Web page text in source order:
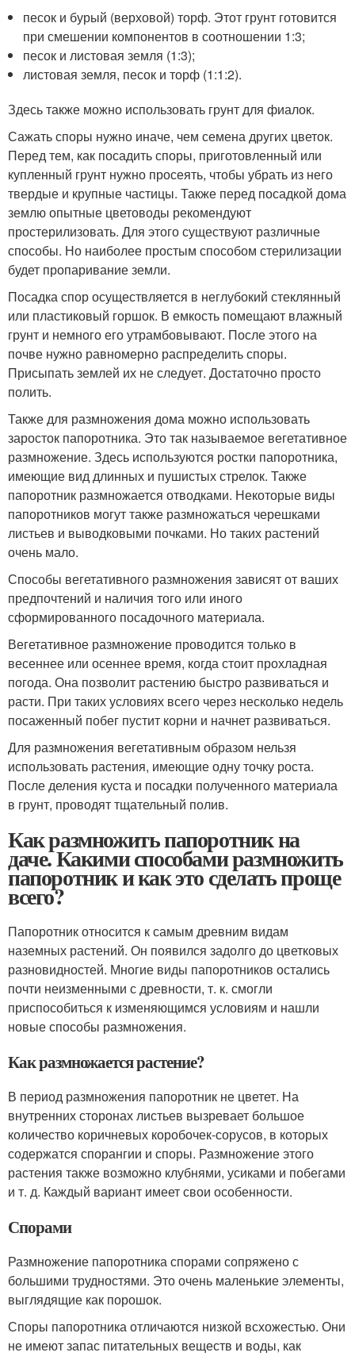
песок и бурый (верховой) торф. Этот грунт готовится
при смешении компонентов в соотношении 1:3;
песок и листовая земля (1:3);
листовая земля, песок и торф (1:1:2).
Здесь также можно использовать грунт для фиалок.
Сажать споры нужно иначе, чем семена других цветок.
Перед тем, как посадить споры, приготовленный или
купленный грунт нужно просеять, чтобы убрать из него
твердые и крупные частицы. Также перед посадкой дома
землю опытные цветоводы рекомендуют
простерилизовать. Для этого существуют различные
способы. Но наиболее простым способом стерилизации
будет пропаривание земли.
Посадка спор осуществляется в неглубокий стеклянный
или пластиковый горшок. В емкость помещают влажный
грунт и немного его утрамбовывают. После этого на
почве нужно равномерно распределить споры.
Присыпать землей их не следует. Достаточно просто
полить.
Также для размножения дома можно использовать
заросток папоротника. Это так называемое вегетативное
размножение. Здесь используются ростки папоротника,
имеющие вид длинных и пушистых стрелок. Также
папоротник размножается отводками. Некоторые виды
папоротников могут также размножаться черешками
листьев и выводковыми почками. Но таких растений
очень мало.
Способы вегетативного размножения зависят от ваших
предпочтений и наличия того или иного
сформированного посадочного материала.
Вегетативное размножение проводится только в
весеннее или осеннее время, когда стоит прохладная
погода. Она позволит растению быстро развиваться и
расти. При таких условиях всего через несколько недель
посаженный побег пустит корни и начнет развиваться.
Для размножения вегетативным образом нельзя
использовать растения, имеющие одну точку роста.
После деления куста и посадки полученного материала
в грунт, проводят тщательный полив.
Как размножить папоротник на
даче. Какими способами размножить
папоротник и как это сделать проще
всего?
Папоротник относится к самым древним видам
наземных растений. Он появился задолго до цветковых
разновидностей. Многие виды папоротников остались
почти неизменными с древности, т. к. смогли
приспособиться к изменяющимся условиям и нашли
новые способы размножения.
Как размножается растение?
В период размножения папоротник не цветет. На
внутренних сторонах листьев вызревает большое
количество коричневых коробочек-сорусов, в которых
содержатся спорангии и споры. Размножение этого
растения также возможно клубнями, усиками и побегами
и т. д. Каждый вариант имеет свои особенности.
Спорами
Размножение папоротника спорами сопряжено с
большими трудностями. Это очень маленькие элементы,
выглядящие как порошок.
Споры папоротника отличаются низкой всхожестью. Они
не имеют запас питательных веществ и воды, как